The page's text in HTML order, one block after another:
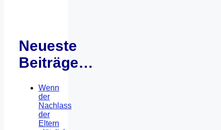
Neueste
Beiträge…
Wenn
der
Nachlass
der
Eltern